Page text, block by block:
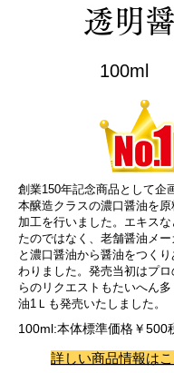
透明
100ml
創業150年記念商品として企
本醸造クラスの濃口醤油を
加工を行いました。エキス
たのではなく、老舗醤油メ
と濃口醤油から醤油をつく
わりました。発売当初はプ
らのリクエストもたいへん
油1Ｌも発売いたしました。
100ml:本体標準価格￥500
詳しい商品情報は